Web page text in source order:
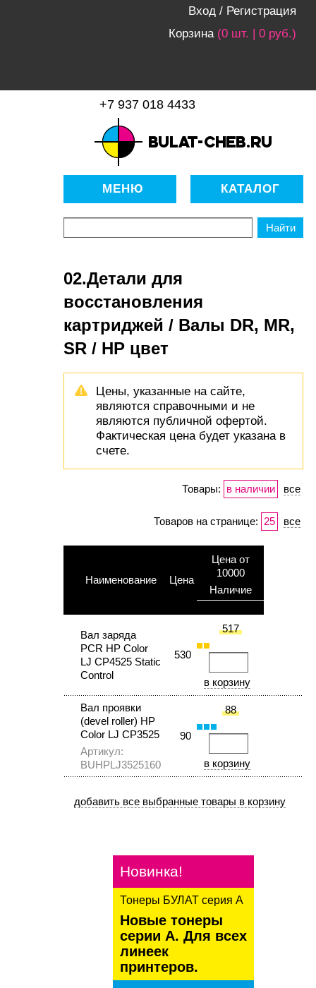
Вход / Регистрация
Корзина (0 шт. | 0 руб.)
материалы для копировально-
множительной техники
+7 937 018 4433
МЕНЮ КАТАЛОГ
02.Детали для
восстановления
картриджей / Валы DR, MR,
SR / HP цвет
Цены, указанные на сайте,
являются справочными и не
являются публичной офертой.
Фактическая цена будет указана в
счете.
Товары: в наличии все
Товаров на странице: 25 все
Наименование Цена
Цена от
10000
Наличие
Вал заряда
PCR HP Color
LJ СP4525 Static
Control
530
517
Вал проявки
(devel roller) HP
Color LJ CP3525
Артикул:
BUHPLJ3525160
90
88
kaspersky
Новинка!
Тонеры БУЛАТ серия А
Новые тонеры
серии А. Для всех
линеек
принтеров.